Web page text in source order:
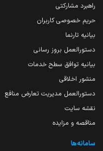
راهبرد مشارکتی
حریم خصوصی کاربران
بیانیه تارنما
دستورالعمل بروز رسانی
بیانیه توافق سطح خدمات
منشور اخلاقی
دستورالعمل مدیریت تعارض منافع
نقشه سایت
مناقصه و مزایده
سامانه‌ها